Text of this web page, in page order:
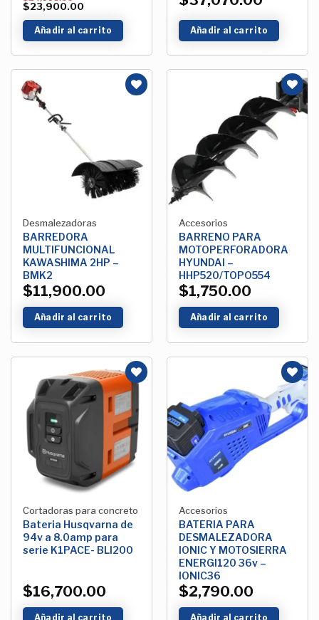
$23,900.00
Añadir al carrito Añadir al carrito
Desmalezadoras
BARREDORA
MULTIFUNCIONAL
KAWASHIMA 2HP –
BMK2
$11,900.00
Añadir al carrito
Añadir
Lista de
Accesorios
BARRENO PARA
MOTOPERFORADORA
HYUNDAI –
HHP520/TOPO554
$1,750.00
Añadir al carrito
a la
Lista de
deseos
Cortadoras para concreto
Bateria Husqvarna de
94v a 8.0amp para
serie K1PACE- BLI200
$16,700.00
Añadir al carrito
Añadir
a la
Lista de
deseos
Accesorios
BATERIA PARA
DESMALEZADORA
IONIC Y MOTOSIERRA
ENERGI120 36v –
IONIC36
$2,790.00
Añadir al carrito